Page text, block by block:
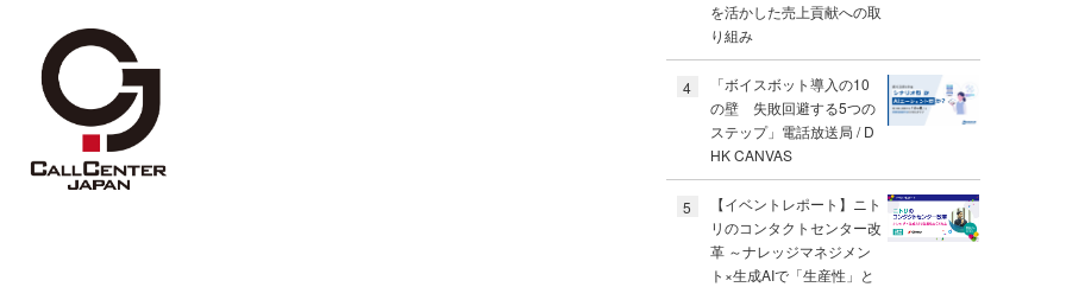
を活かした売上貢献への取
り組み
4
「ボイスボット導入の10
の壁 失敗回避する5つの
ステップ」電話放送局 / D
HK CANVAS
5
【イベントレポート】ニト
リのコンタクトセンター改
革 ～ナレッジマネジメン
ト×生成AIで「生産性」と